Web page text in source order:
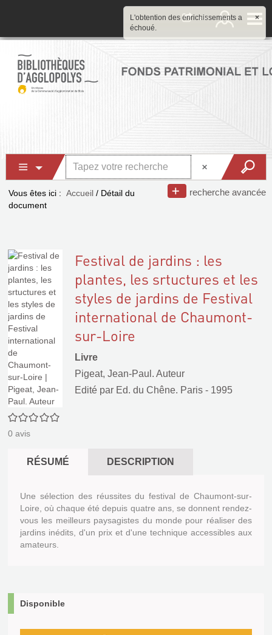
recherche avancée
Vous êtes ici : Accueil / Détail du
document
0/5
0 avis
Festival de jardins : les
plantes, les srtuctures et les
styles de jardins de Festival
international de Chaumont-
sur-Loire
Livre
Pigeat, Jean-Paul. Auteur
Edité par Ed. du Chêne. Paris - 1995
RÉSUMÉ DESCRIPTION
Une sélection des réussites du festival de Chaumont-sur-
Loire, où chaque été depuis quatre ans, se donnent rendez-
vous les meilleurs paysagistes du monde pour réaliser des
jardins inédits, d'un prix et d'une technique accessibles aux
amateurs.
Disponible
×
L'obtention des enrichissements a
échoué.